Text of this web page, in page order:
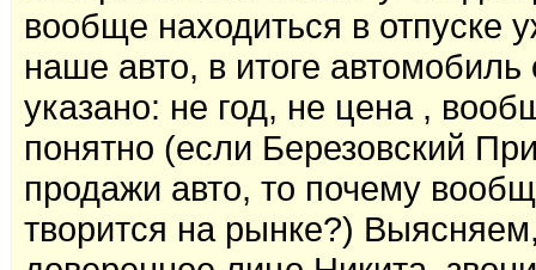
вообще находиться в отпуске
наше авто, в итоге автомобиль
указано: не год, не цена ,
понятно (если Березовский
продажи авто, то почему
творится на рынке?)